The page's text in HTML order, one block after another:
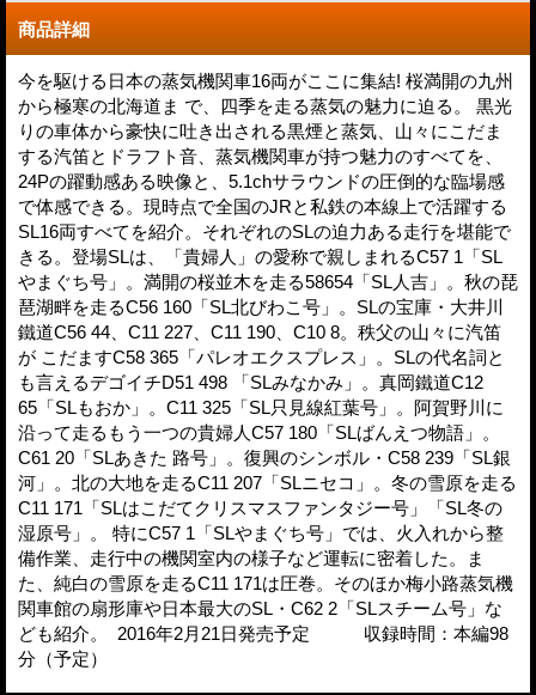
商品詳細
今を駆ける日本の蒸気機関車16両がここに集結! 桜満開の九州
から極寒の北海道ま で、四季を走る蒸気の魅力に迫る。 黒光
りの車体から豪快に吐き出される黒煙と蒸気、山々にこだま
する汽笛とドラフト音、蒸気機関車が持つ魅力のすべてを、
24Pの躍動感ある映像と、5.1chサラウンドの圧倒的な臨場感
で体感できる。現時点で全国のJRと私鉄の本線上で活躍する
SL16両すべてを紹介。それぞれのSLの迫力ある走行を堪能で
きる。登場SLは、「貴婦人」の愛称で親しまれるC57 1「SL
やまぐち号」。満開の桜並木を走る58654「SL人吉」。秋の琵
琶湖畔を走るC56 160「SL北びわこ号」。SLの宝庫・大井川
鐵道C56 44、C11 227、C11 190、C10 8。秩父の山々に汽笛
が こだますC58 365「パレオエクスプレス」。SLの代名詞と
も言えるデゴイチD51 498 「SLみなかみ」。真岡鐵道C12
65「SLもおか」。C11 325「SL只見線紅葉号」。阿賀野川に
沿って走るもう一つの貴婦人C57 180「SLばんえつ物語」。
C61 20「SLあきた 路号」。復興のシンボル・C58 239「SL銀
河」。北の大地を走るC11 207「SLニセコ」。冬の雪原を走る
C11 171「SLはこだてクリスマスファンタジー号」「SL冬の
湿原号」。 特にC57 1「SLやまぐち号」では、火入れから整
備作業、走行中の機関室内の様子など運転に密着した。ま
た、純白の雪原を走るC11 171は圧巻。そのほか梅小路蒸気機
関車館の扇形庫や日本最大のSL・C62 2「SLスチーム号」な
ども紹介。 2016年2月21日発売予定 収録時間：本編98
分（予定）